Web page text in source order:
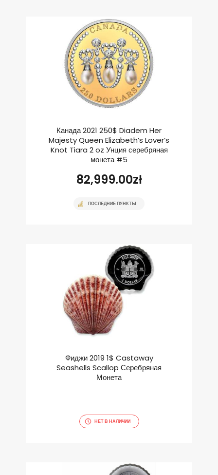
Канада 2021 250$ Diadem Her
Majesty Queen Elizabeth’s Lover’s
Knot Tiara 2 oz Унция серебряная
монета #5
82,999.00zł
ПОСЛЕДНИЕ ПУНКТЫ
Фиджи 2019 1$ Castaway
Seashells Scallop Серебряная
Монета
НЕТ В НАЛИЧИИ